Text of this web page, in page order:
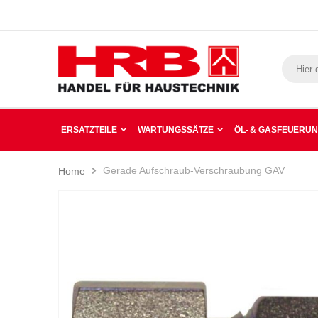
ERSATZTEILE WARTUNGSSÄTZE ÖL- &
Home Gerade Aufschraub-Verschraubung GAV